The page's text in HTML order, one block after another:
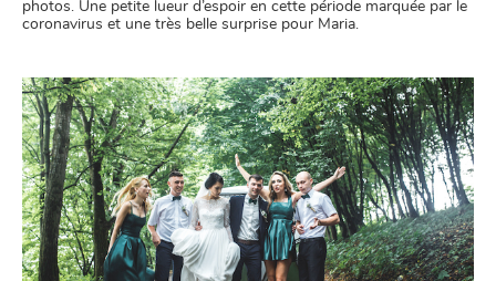
photos. Une petite lueur d’espoir en cette période marquée par le
coronavirus et une très belle surprise pour Maria.